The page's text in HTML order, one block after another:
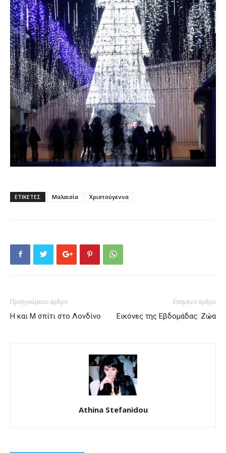
ΕΤΙΚΕΤΕΣ Μαλαισία Χριστούγεννα
Προηγούμενο άρθρο
H και M σπίτι στο Λονδίνο
Επόμενο άρθρο
Εικόνες της Εβδομάδας: Ζώα
Athina Stefanidou